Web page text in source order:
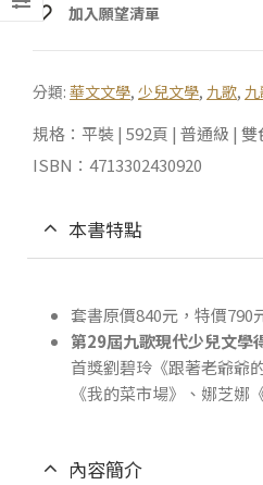
加入願望清單
分類: 華文文學, 少兒文學, 九歌,
規格：平裝 | 592頁 | 普通級 | 雙
ISBN：4713302430920
本書特點
套書原價840元，特價790
第29屆九歌現代少兒文學
首獎劉碧玲《跟著老爺爺
《我的菜市場》、娜芝娜
內容簡介